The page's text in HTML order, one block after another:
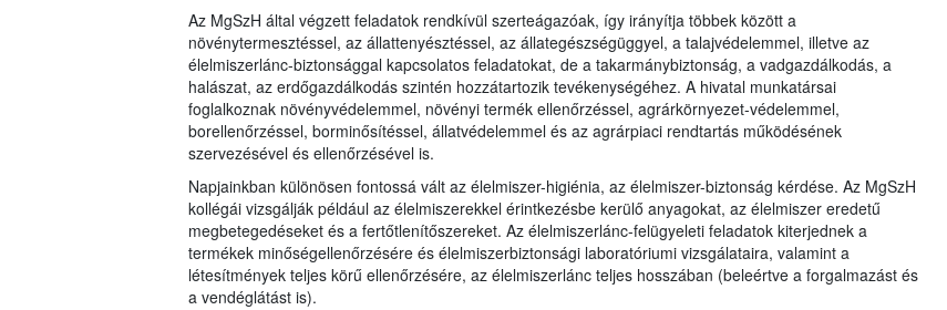
Az MgSzH által végzett feladatok rendkívül szerteágazóak, így irányítja többek között a
növénytermesztéssel, az állattenyésztéssel, az állategészségüggyel, a talajvédelemmel, illetve az
élelmiszerlánc-biztonsággal kapcsolatos feladatokat, de a takarmánybiztonság, a vadgazdálkodás, a
halászat, az erdőgazdálkodás szintén hozzátartozik tevékenységéhez. A hivatal munkatársai
foglalkoznak növényvédelemmel, növényi termék ellenőrzéssel, agrárkörnyezet-védelemmel,
borellenőrzéssel, borminősítéssel, állatvédelemmel és az agrárpiaci rendtartás működésének
szervezésével és ellenőrzésével is.
Napjainkban különösen fontossá vált az élelmiszer-higiénia, az élelmiszer-biztonság kérdése. Az MgSzH
kollégái vizsgálják például az élelmiszerekkel érintkezésbe kerülő anyagokat, az élelmiszer eredetű
megbetegedéseket és a fertőtlenítőszereket. Az élelmiszerlánc-felügyeleti feladatok kiterjednek a
termékek minőségellenőrzésére és élelmiszerbiztonsági laboratóriumi vizsgálataira, valamint a
létesítmények teljes körű ellenőrzésére, az élelmiszerlánc teljes hosszában (beleértve a forgalmazást és
a vendéglátást is).